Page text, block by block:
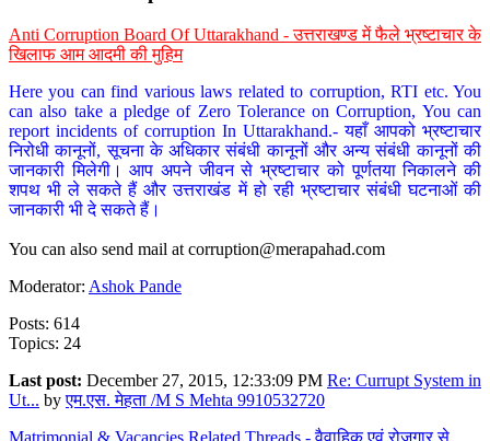
Anti Corruption Board Of Uttarakhand - उत्तराखण्ड में फैले भ्रष्टाचार के
खिलाफ आम आदमी की मुहिम
Here you can find various laws related to corruption, RTI etc. You
can also take a pledge of Zero Tolerance on Corruption, You can
report incidents of corruption In Uttarakhand.- यहाँ आपको भ्रष्टाचार
निरोधी कानूनों, सूचना के अधिकार संबंधी कानूनों और अन्य संबंधी कानूनों की
जानकारी मिलेगी। आप अपने जीवन से भ्रष्टाचार को पूर्णतया निकालने की
शपथ भी ले सकते हैं और उत्तराखंड में हो रही भ्रष्टाचार संबंधी घटनाओं की
जानकारी भी दे सकते हैं।
You can also send mail at corruption@merapahad.com
Moderator: Ashok Pande
Posts: 614
Topics: 24
Last post: December 27, 2015, 12:33:09 PM Re: Currupt System in
Ut... byएम.एस. मेहता /M S Mehta 9910532720
Matrimonial & Vacancies Related Threads - वैवाहिक एवं रोजगार से